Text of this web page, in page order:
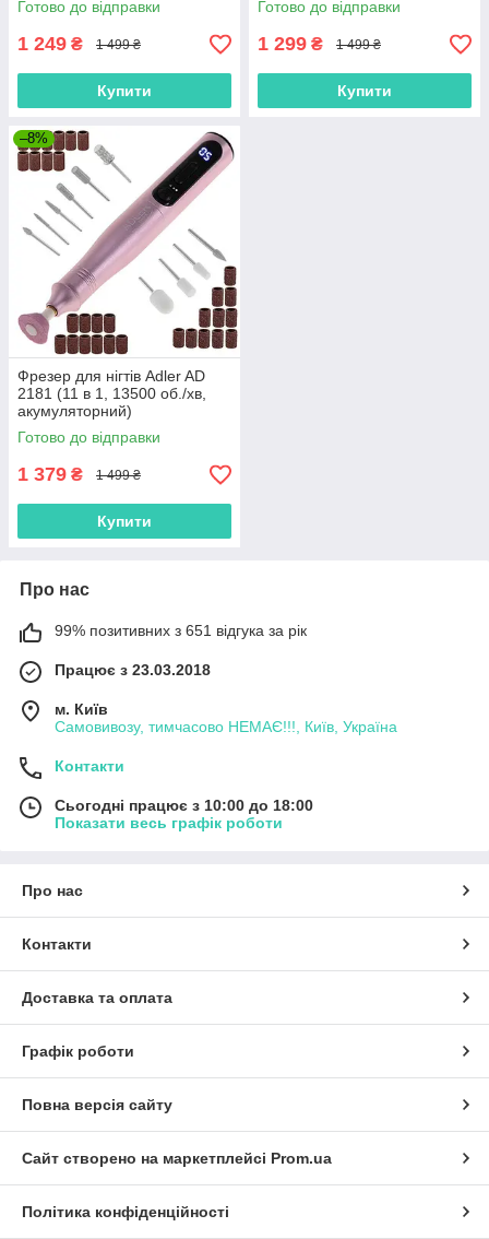
Готово до відправки
1 249 ₴ 1 499 ₴
Купити
підсвітка, USB-C, Німеччина)
Готово до відправки
1 299 ₴ 1 499 ₴
Купити
–8%
Фрезер для нігтів Adler AD
2181 (11 в 1, 13500 об./хв,
акумуляторний)
Готово до відправки
1 379 ₴ 1 499 ₴
Купити
Про нас
99% позитивних з 651 відгука за рік
Працює з 23.03.2018
м. Київ
Самовивозу, тимчасово НЕМАЄ!!!, Київ, Україна
Контакти
Сьогодні працює з 10:00 до 18:00
Показати весь графік роботи
Про нас
Контакти
Доставка та оплата
Графік роботи
Повна версія сайту
Сайт створено на маркетплейсі Prom.ua
Політика конфіденційності